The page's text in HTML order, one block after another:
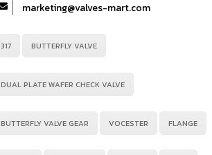
marketing@valves-mart.com
317 BUTTERFLY VALVE
DUAL PLATE WAFER CHECK VALVE
BUTTERFLY VALVE GEAR VOCESTER FLANGE